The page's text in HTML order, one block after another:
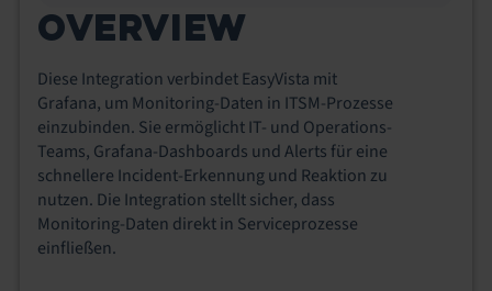
OVERVIEW
Diese Integration verbindet EasyVista mit
Grafana, um Monitoring-Daten in ITSM-Prozesse
einzubinden. Sie ermöglicht IT- und Operations-
Teams, Grafana-Dashboards und Alerts für eine
schnellere Incident-Erkennung und Reaktion zu
nutzen. Die Integration stellt sicher, dass
Monitoring-Daten direkt in Serviceprozesse
einfließen.